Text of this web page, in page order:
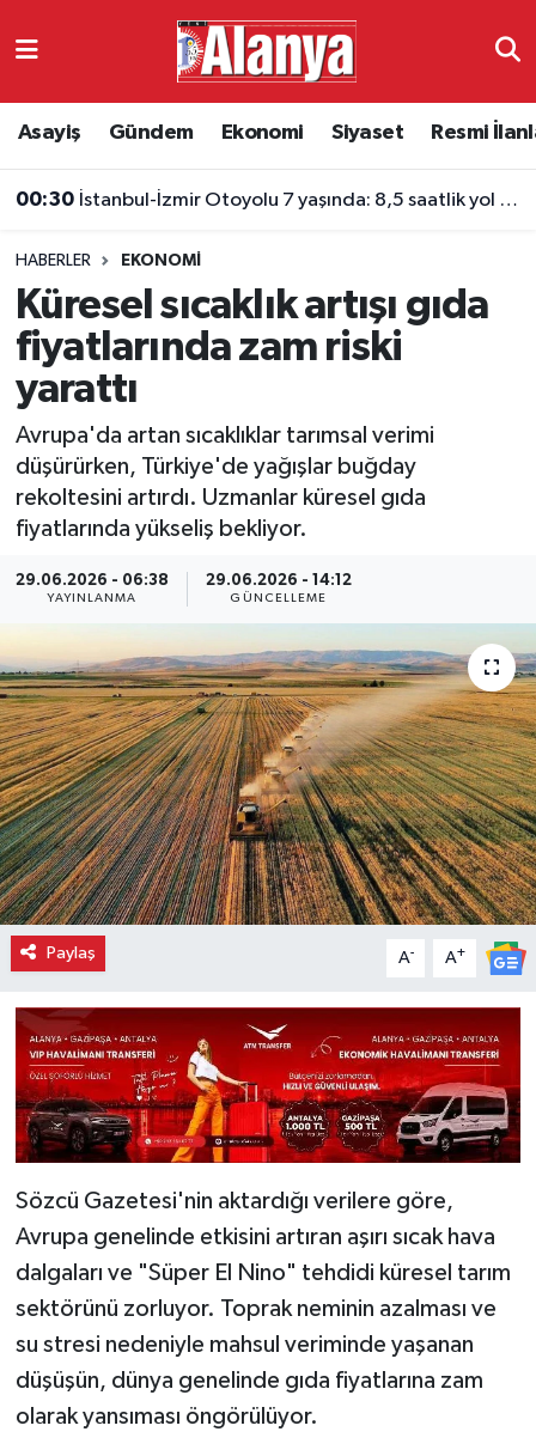
Asayiş Gündem Ekonomi Siyaset Resmi
00:30 İstanbul-İzmir Otoyolu 7 yaşında: 8,5 saatlik yol 3,5 saate indi
HABERLER EKONOMI
Küresel sıcaklık artışı gıda
fiyatlarında zam riski
yarattı
Avrupa'da artan sıcaklıklar tarımsal verimi
düşürürken, Türkiye'de yağışlar buğday
rekoltesini artırdı. Uzmanlar küresel gıda
fiyatlarında yükseliş bekliyor.
29.06.2026 - 06:38
YAYINLANMA
29.06.2026 - 14:12
GÜNCELLEME
Paylaş A- A+
Sözcü Gazetesi'nin aktardığı verilere göre,
Avrupa genelinde etkisini artıran aşırı sıcak hava
dalgaları ve "Süper El Nino" tehdidi küresel tarım
sektörünü zorluyor. Toprak neminin azalması ve
su stresi nedeniyle mahsul veriminde yaşanan
düşüşün, dünya genelinde gıda fiyatlarına zam
olarak yansıması öngörülüyor.
Ekonomi
Resmi İlanlar
Alanyaspor
Turizm
E-Gazete
Antalya Namaz Vakitleri
Süper Lig Puan Durumu ve Fikstür
Tüm Manşetler
Son Dakika Haberleri
Haber Arşivi